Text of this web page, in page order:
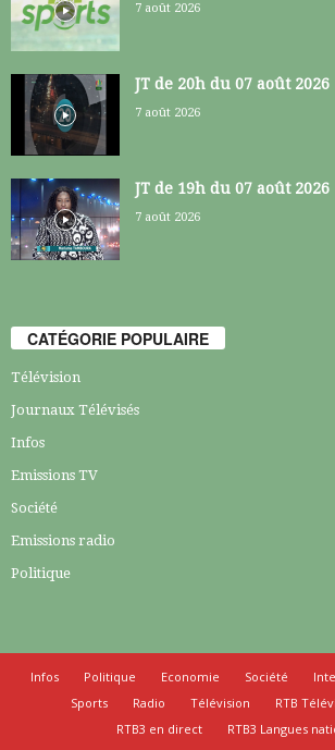
7 août 2026
JT de 20h du 07 août 2026
7 août 2026
JT de 19h du 07 août 2026
7 août 2026
CATÉGORIE POPULAIRE
Télévision
Journaux Télévisés
Infos
Emissions TV
Société
Emissions radio
Politique
Infos Politique Economie Société
Sports
Radio Télévision
RTB
RTB3 en direct
RTB3 Langues